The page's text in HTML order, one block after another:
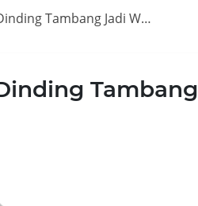
Bukit Arosbaya Madura, Dari Dinding Tambang Jadi Wisata Gemilang
Tambang